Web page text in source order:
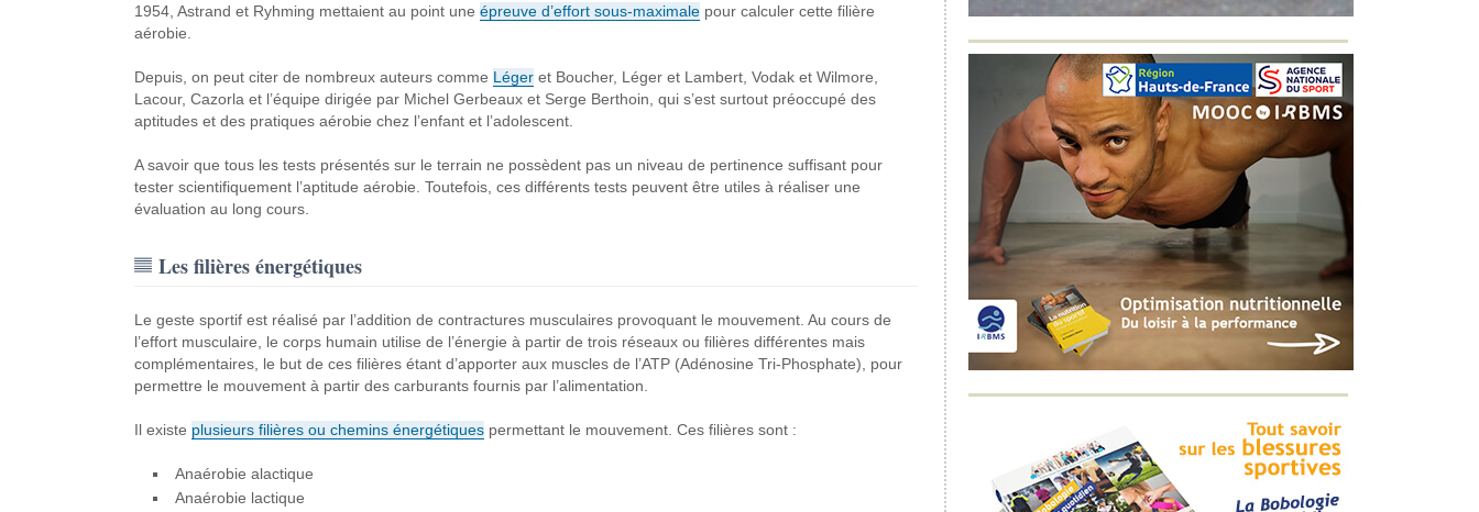
1954, Astrand et Ryhming mettaient au point une épreuve d’effort sous-maximalepour calculer cette filière
aérobie.
Depuis, on peut citer de nombreux auteurs comme Légeret Boucher, Léger et Lambert, Vodak et Wilmore,
Lacour, Cazorla et l’équipe dirigée par Michel Gerbeaux et Serge Berthoin, qui s’est surtout préoccupé des
aptitudes et des pratiques aérobie chez l’enfant et l’adolescent.
A savoir que tous les tests présentés sur le terrain ne possèdent pas un niveau de pertinence suffisant pour
tester scientifiquement l’aptitude aérobie. Toutefois, ces différents tests peuvent être utiles à réaliser une
évaluation au long cours.
Les filières énergétiques
Le geste sportif est réalisé par l’addition de contractures musculaires provoquant le mouvement. Au cours de
l’effort musculaire, le corps humain utilise de l’énergie à partir de trois réseaux ou filières différentes mais
complémentaires, le but de ces filières étant d’apporter aux muscles de l’ATP (Adénosine Tri-Phosphate), pour
permettre le mouvement à partir des carburants fournis par l’alimentation.
Il existe plusieurs filières ou chemins énergétiquespermettant le mouvement. Ces filières sont :
Anaérobie alactique
Anaérobie lactique